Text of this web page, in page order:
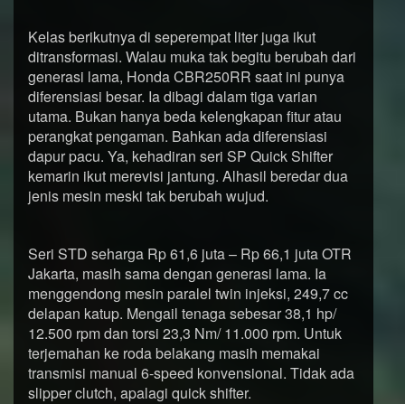
Kelas berikutnya di seperempat liter juga ikut
ditransformasi. Walau muka tak begitu berubah dari
generasi lama, Honda CBR250RR saat ini punya
diferensiasi besar. Ia dibagi dalam tiga varian
utama. Bukan hanya beda kelengkapan fitur atau
perangkat pengaman. Bahkan ada diferensiasi
dapur pacu. Ya, kehadiran seri SP Quick Shifter
kemarin ikut merevisi jantung. Alhasil beredar dua
jenis mesin meski tak berubah wujud.
Seri STD seharga Rp 61,6 juta – Rp 66,1 juta OTR
Jakarta, masih sama dengan generasi lama. Ia
menggendong mesin paralel twin injeksi, 249,7 cc
delapan katup. Mengail tenaga sebesar 38,1 hp/
12.500 rpm dan torsi 23,3 Nm/ 11.000 rpm. Untuk
terjemahan ke roda belakang masih memakai
transmisi manual 6-speed konvensional. Tidak ada
slipper clutch, apalagi quick shifter.